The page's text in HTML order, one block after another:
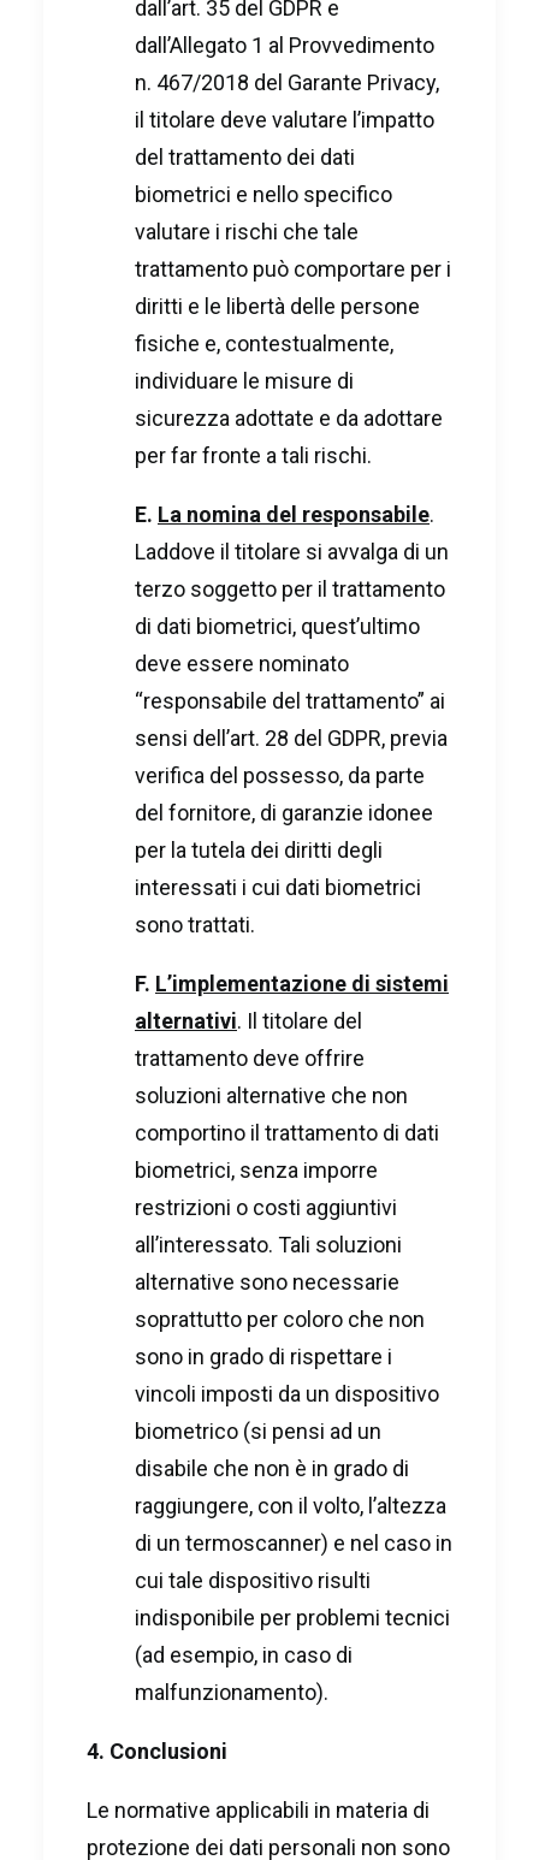
dall’art. 35 del GDPR e
dall’Allegato 1 al Provvedimento
n. 467/2018 del Garante Privacy,
il titolare deve valutare l’impatto
del trattamento dei dati
biometrici e nello specifico
valutare i rischi che tale
trattamento può comportare per i
diritti e le libertà delle persone
fisiche e, contestualmente,
individuare le misure di
sicurezza adottate e da adottare
per far fronte a tali rischi.
E. La nomina del responsabile.
Laddove il titolare si avvalga di un
terzo soggetto per il trattamento
di dati biometrici, quest’ultimo
deve essere nominato
“responsabile del trattamento” ai
sensi dell’art. 28 del GDPR, previa
verifica del possesso, da parte
del fornitore, di garanzie idonee
per la tutela dei diritti degli
interessati i cui dati biometrici
sono trattati.
F. L’implementazione di sistemi
alternativi. Il titolare del
trattamento deve offrire
soluzioni alternative che non
comportino il trattamento di dati
biometrici, senza imporre
restrizioni o costi aggiuntivi
all’interessato. Tali soluzioni
alternative sono necessarie
soprattutto per coloro che non
sono in grado di rispettare i
vincoli imposti da un dispositivo
biometrico (si pensi ad un
disabile che non è in grado di
raggiungere, con il volto, l’altezza
di un termoscanner) e nel caso in
cui tale dispositivo risulti
indisponibile per problemi tecnici
(ad esempio, in caso di
malfunzionamento).
4. Conclusioni
Le normative applicabili in materia di
protezione dei dati personali non sono